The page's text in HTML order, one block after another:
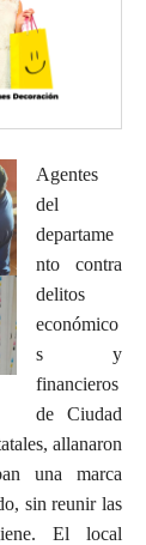
Agentes
del
departame
nto contra
delitos
económico
s y
financieros
de Ciudad
allanaron
una marca
sin reunir las
El local